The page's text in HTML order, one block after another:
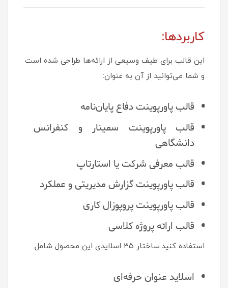
کاربردها:
این قالب برای طیف وسیعی از ارائه‌ها طراحی شده است
و شما می‌توانید از آن به عنوان:
قالب پاورپوینت دفاع پایان‌نامه
قالب پاورپوینت سمینار و کنفرانس
دانشگاهی
قالب معرفی شرکت یا استارتاپ
قالب پاورپوینت گزارش مدیریتی و عملکرد
قالب پاورپوینت پروپوزال کاری
قالب ارائه پروژه کلاسی
استفاده کنید.ساختار ۳۵ اسلایدی این محصول شامل:
اسلاید عنوان حرفه‌ای